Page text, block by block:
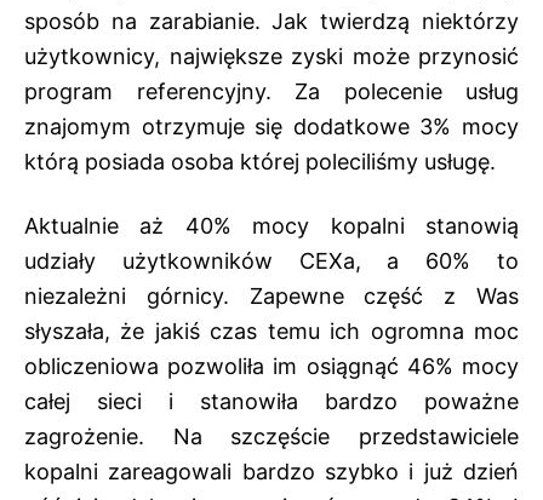
sposób na zarabianie. Jak twierdzą niektórzy
użytkownicy, największe zyski może przynosić
program referencyjny. Za polecenie usług
znajomym otrzymuje się dodatkowe 3% mocy
którą posiada osoba której poleciliśmy usługę.
Aktualnie aż 40% mocy kopalni stanowią
udziały użytkowników CEXa, a 60% to
niezależni górnicy. Zapewne część z Was
słyszała, że jakiś czas temu ich ogromna moc
obliczeniowa pozwoliła im osiągnąć 46% mocy
całej sieci i stanowiła bardzo poważne
zagrożenie. Na szczęście przedstawiciele
kopalni zareagowali bardzo szybko i już dzień